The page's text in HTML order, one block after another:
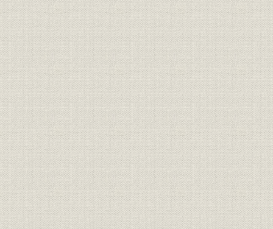
組織;規則 盟約書 明治九年
規則;役員 大元方規程 明治九年
財務・業績
大元方 明治九年春季・秋季惣勘
定
明治九年
定、明治
惣勘定
経営
三井物産会社創立願書(会社創立
御願)
明治九年
経営;規則
三井物産会社創立ニ付同族ト物
産会社々主トノ約定書
明治九年
規則 三井物産会社規則 明治九年
規則 三井物産会社商売取扱手続概略 明治九年
組織;従業員 三井物産会社社員職制 明治一三